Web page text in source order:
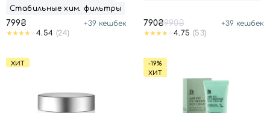
Наборы
Шея и декольте
Для мужчин
Стабильные хим. фильтры
799₴ +39 кешбек
4.54 (24)
790₴990₴ +39 кешбек
4.75 (53)
ХИТ
-19%
ХИТ